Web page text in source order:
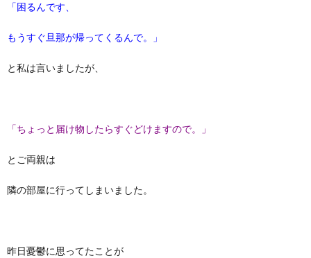
「困るんです、
もうすぐ旦那が帰ってくるんで。」
と私は言いましたが、
「ちょっと届け物したらすぐどけますので。」
とご両親は
隣の部屋に行ってしまいました。
昨日憂鬱に思ってたことが